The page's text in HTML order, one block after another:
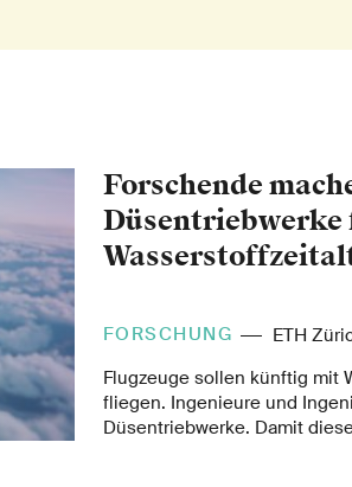
Forschende
FORSCHUNG
ETH
Flugzeuge sollen künftig mit
fliegen. Ingenieure und
Düsentriebwerke. Damit